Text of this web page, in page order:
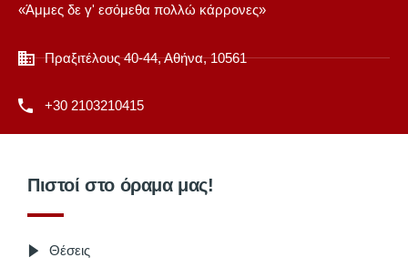
«Άμμες δε γ' εσόμεθα πολλώ κάρρονες»
Πραξιτέλους 40-44, Αθήνα, 10561
+30 2103210415
Πιστοί στο όραμα μας!
Θέσεις